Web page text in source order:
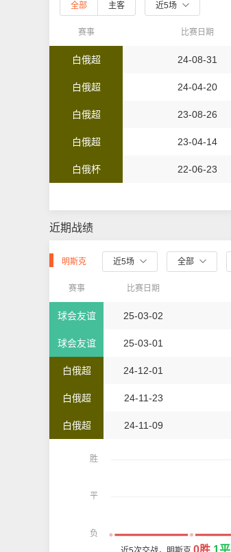
全部 主客 近5场
赛事 比赛日期
白俄超 24-08-31
白俄超 24-04-20
白俄超 23-08-26
白俄超 23-04-14
白俄杯 22-06-23
近期战绩
明斯克 近5场 全部
赛事 比赛日期
球会友谊 25-03-02
球会友谊 25-03-01
白俄超 24-12-01
白俄超 24-11-23
白俄超 24-11-09
胜
平
负
0胜 1平